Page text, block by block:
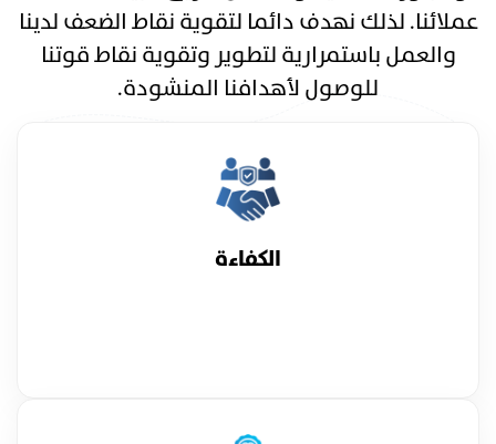
عملائنا. لذلك نهدف دائما لتقوية نقاط الضعف لدينا
والعمل باستمرارية لتطوير وتقوية نقاط قوتنا
للوصول لأهدافنا المنشودة.
الكفاءة